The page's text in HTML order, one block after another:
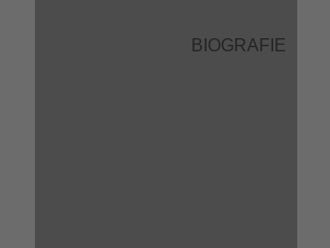
BIOGRAFIE